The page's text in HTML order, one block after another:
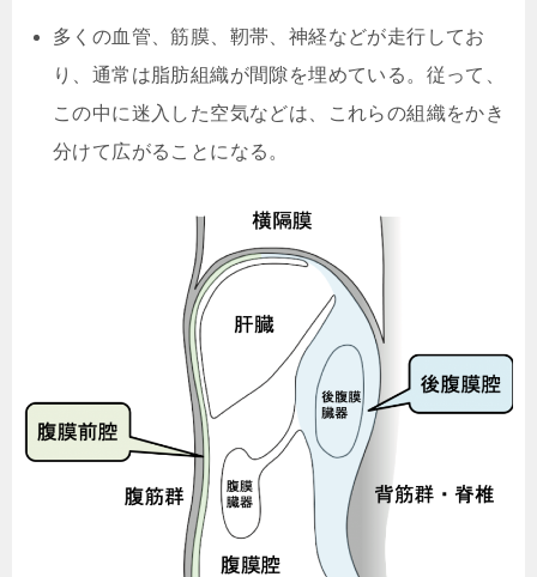
多くの血管、筋膜、靭帯、神経などが走行してお
り、通常は脂肪組織が間隙を埋めている。従って、
この中に迷入した空気などは、これらの組織をかき
分けて広がることになる。